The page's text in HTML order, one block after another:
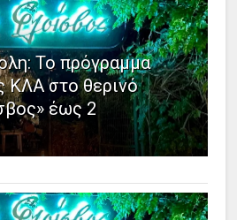
Το πρόγραμμα
ΚΛΑ στο θερινό
έως 2